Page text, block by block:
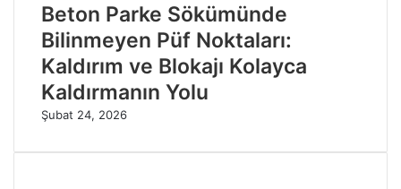
Beton Parke Sökümünde
Bilinmeyen Püf Noktaları:
Kaldırım ve Blokajı Kolayca
Kaldırmanın Yolu
Şubat 24, 2026